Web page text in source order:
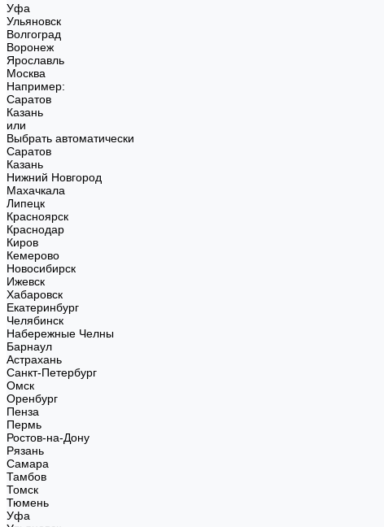
Уфа
Ульяновск
Волгоград
Воронеж
Ярославль
Москва
Например:
Саратов
Казань
или
Выбрать автоматически
Саратов
Казань
Нижний Новгород
Махачкала
Липецк
Красноярск
Краснодар
Киров
Кемерово
Новосибирск
Ижевск
Хабаровск
Екатеринбург
Челябинск
Набережные Челны
Барнаул
Астрахань
Санкт-Петербург
Омск
Оренбург
Пенза
Пермь
Ростов-на-Дону
Рязань
Самара
Тамбов
Томск
Тюмень
Уфа